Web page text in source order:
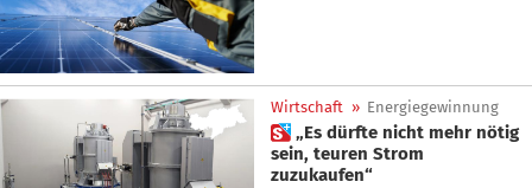
Wirtschaft » Energiegewinnung
 „Es dürfte nicht mehr nötig
sein, teuren Strom
zuzukaufen“